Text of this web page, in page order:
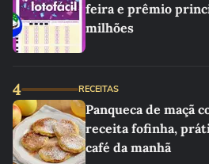
feira e prêmio
milhões
4 RECEITAS
Panqueca de maçã
receita fofinha,
café da manhã